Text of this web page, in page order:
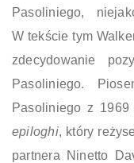
Pasoliniego,
W tekście tym
zdecydowanie
Pasoliniego.
Pasoliniego z 1969
epiloghi, który
partnera Ninetto